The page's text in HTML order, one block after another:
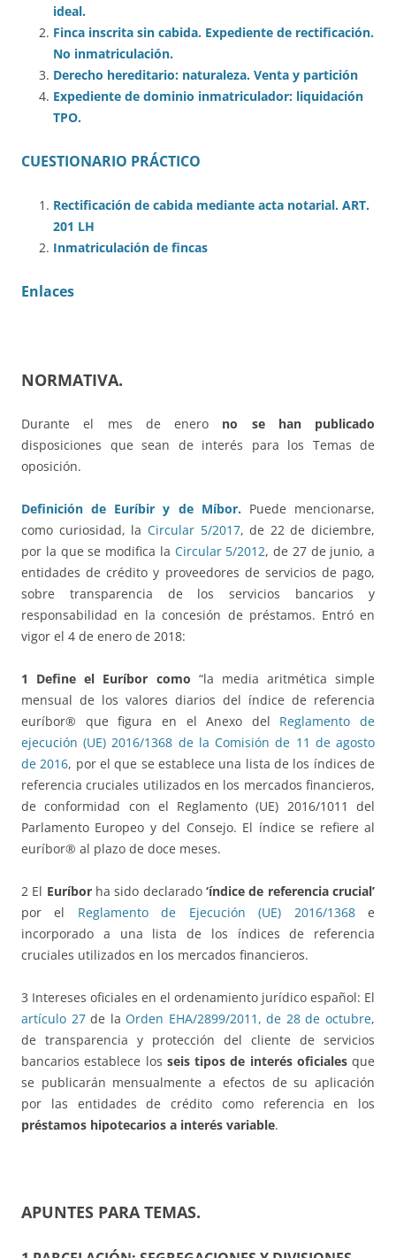
ideal.
Finca inscrita sin cabida. Expediente de rectificación.
No inmatriculación.
Derecho hereditario: naturaleza. Venta y partición
Expediente de dominio inmatriculador: liquidación
TPO.
CUESTIONARIO PRÁCTICO
Rectificación de cabida mediante acta notarial. ART.
201 LH
Inmatriculación de fincas
Enlaces
NORMATIVA.
Durante el mes de enero no se han publicado
disposiciones que sean de interés para los Temas de
oposición.
Definición de Euríbir y de Míbor.Puede mencionarse,
como curiosidad, la Circular 5/2017, de 22 de diciembre,
por la que se modifica la Circular 5/2012, de 27 de junio, a
entidades de crédito y proveedores de servicios de pago,
sobre transparencia de los servicios bancarios y
responsabilidad en la concesión de préstamos. Entró en
vigor el 4 de enero de 2018:
1 Define el Euríbor como “la media aritmética simple
mensual de los valores diarios del índice de referencia
euríbor® que figura en el Anexo del Reglamento de
ejecución (UE) 2016/1368 de la Comisión de 11 de agosto
de 2016, por el que se establece una lista de los índices de
referencia cruciales utilizados en los mercados financieros,
de conformidad con el Reglamento (UE) 2016/1011 del
Parlamento Europeo y del Consejo. El índice se refiere al
euríbor® al plazo de doce meses.
2 El Euríborha sido declarado‘índice de referencia crucial’
por el Reglamento de Ejecución (UE) 2016/1368e
incorporado a una lista de los índices de referencia
cruciales utilizados en los mercados financieros.
3 Intereses oficiales en el ordenamiento jurídico español: El
artículo 27de laOrden EHA/2899/2011, de 28 de octubre,
de transparencia y protección del cliente de servicios
bancarios establece los seis tipos de interés oficialesque
se publicarán mensualmente a efectos de su aplicación
por las entidades de crédito como referencia en los
préstamos hipotecarios a interés variable.
APUNTES PARA TEMAS.